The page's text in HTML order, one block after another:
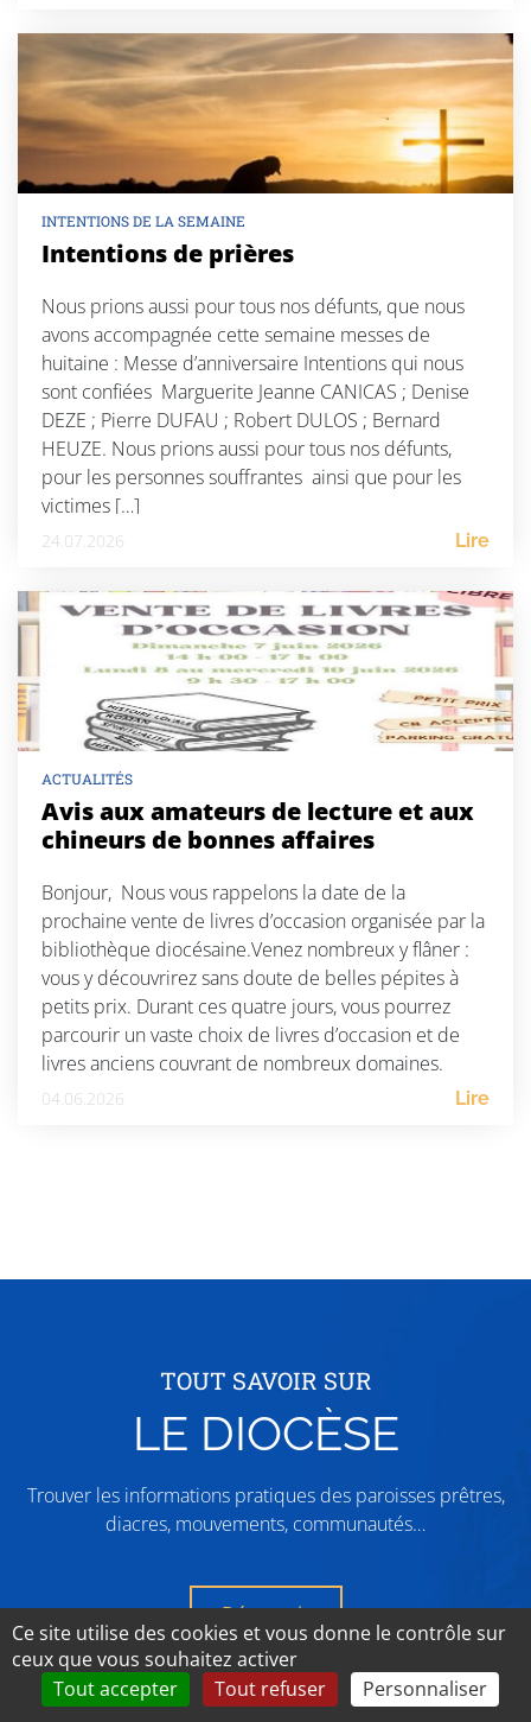
INTENTIONS DE LA SEMAINE
Intentions de prières
Nous prions aussi pour tous nos défunts, que nous
avons accompagnée cette semaine messes de
huitaine : Messe d’anniversaire Intentions qui nous
sont confiées Marguerite Jeanne CANICAS ; Denise
DEZE ; Pierre DUFAU ; Robert DULOS ; Bernard
HEUZE. Nous prions aussi pour tous nos défunts,
pour les personnes souffrantes ainsi que pour les
victimes […]
24.07.2026 Lire
ACTUALITÉS
Avis aux amateurs de lecture et aux
chineurs de bonnes affaires
Bonjour, Nous vous rappelons la date de la
prochaine vente de livres d’occasion organisée par la
bibliothèque diocésaine.Venez nombreux y flâner :
vous y découvrirez sans doute de belles pépites à
petits prix. Durant ces quatre jours, vous pourrez
parcourir un vaste choix de livres d’occasion et de
livres anciens couvrant de nombreux domaines.
Seront […]
04.06.2026 Lire
TOUT SAVOIR SUR
LE DIOCÈSE
Trouver les informations pratiques des paroisses prêtres,
diacres, mouvements, communautés…
Découvrir
Rechercher
Ce site utilise des cookies et vous donne le contrôle sur
ceux que vous souhaitez activer
Tout accepter
Tout refuser Personnaliser